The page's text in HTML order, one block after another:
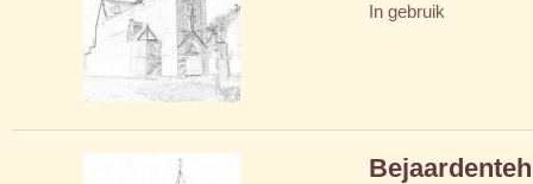
In gebruik